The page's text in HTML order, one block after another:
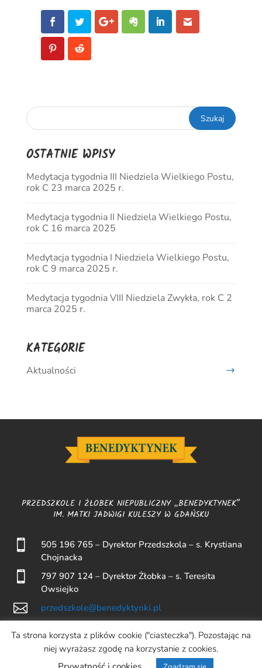
OSTATNIE WPISY
Medytacja tygodnia III Niedziela Wielkiego Postu,
rok C 23 marca 2025 r.
Medytacja tygodnia II Niedziela Wielkiego Postu,
rok C 16 marca 2025
Medytacja tygodnia I Niedziela Wielkiego Postu,
rok C 9 marca 2025 r.
Medytacja tygodnia VIII Niedziela Zwykła, rok C 2
marca 2025 r.
KATEGORIE
Aktualności
PRZEDSZKOLE I ŻŁOBEK NIEPUBLICZNY „BENEDYKTYNEK”
IM. MATKI JADWIGI KULESZY W GDAŃSKU

505 196 765 – Dyrektor Przedszkola – s. Krystiana
Chojnacka

797 907 124 – Dyrektor Żłobka – s. Teresita
Owsiejko
 przedszkole@benedyktynki.pl

Żłobek: 30 1240 1268 1111 0011 1927 2216
Przedszkole: 55 1240 1268 1111 0011 1926 2842
Ta strona korzysta z plików cookie ("ciasteczka"). Pozostając na
niej wyrażasz zgodę na korzystanie z cookies.